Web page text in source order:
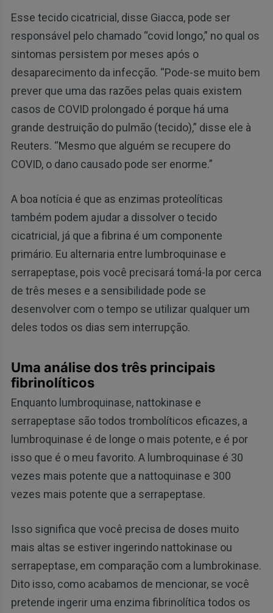
Esse tecido cicatricial, disse Giacca, pode ser
responsável pelo chamado “covid longo,” no qual os
sintomas persistem por meses após o
desaparecimento da infecção. “Pode-se muito bem
prever que uma das razões pelas quais existem
casos de COVID prolongado é porque há uma
grande destruição do pulmão (tecido),” disse ele à
Reuters. “Mesmo que alguém se recupere do
COVID, o dano causado pode ser enorme.”
A boa notícia é que as enzimas proteolíticas
também podem ajudar a dissolver o tecido
cicatricial, já que a fibrina é um componente
primário. Eu alternaria entre lumbroquinase e
serrapeptase, pois você precisará tomá-la por cerca
de três meses e a sensibilidade pode se
desenvolver com o tempo se utilizar qualquer um
deles todos os dias sem interrupção.
Uma análise dos três principais
fibrinolíticos
Enquanto lumbroquinase, nattokinase e
serrapeptase são todos trombolíticos eficazes, a
lumbroquinase é de longe o mais potente, e é por
isso que é o meu favorito. A lumbroquinase é 30
vezes mais potente que a nattoquinase e 300
vezes mais potente que a serrapeptase.
Isso significa que você precisa de doses muito
mais altas se estiver ingerindo nattokinase ou
serrapeptase, em comparação com a lumbrokinase.
Dito isso, como acabamos de mencionar, se você
pretende ingerir uma enzima fibrinolítica todos os